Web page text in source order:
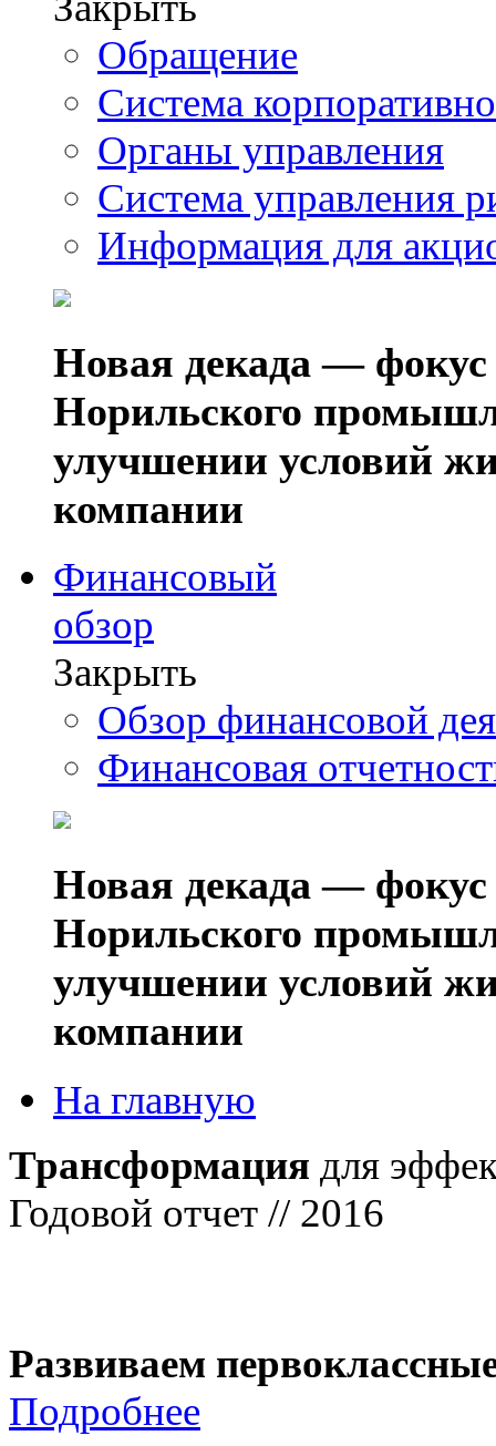
Обращение
Система
Органы управления
Система управления
Информация для
Новая декада — фокус
Норильского
улучшении условий
компании
Финансовый
обзор
Закрыть
Обзор финансовой
Финансовая
Новая декада — фокус
Норильского
улучшении условий
компании
На главную
Трансформация для
Годовой отчет // 2016
Развиваем
Подробнее